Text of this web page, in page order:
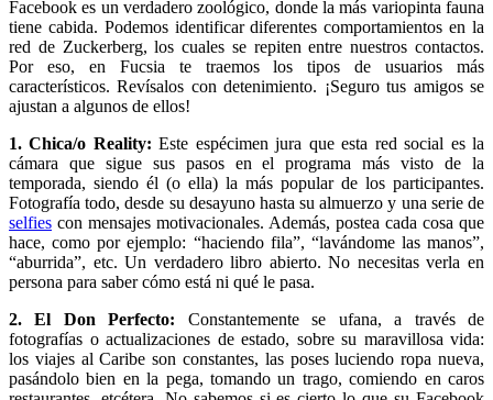
Facebook es un verdadero zoológico, donde la más variopinta fauna
tiene cabida. Podemos identificar diferentes comportamientos en la
red de Zuckerberg, los cuales se repiten entre nuestros contactos.
Por eso, en Fucsia te traemos los tipos de usuarios más
característicos. Revísalos con detenimiento. ¡Seguro tus amigos se
ajustan a algunos de ellos!
1. Chica/o Reality: Este espécimen jura que esta red social es la
cámara que sigue sus pasos en el programa más visto de la
temporada, siendo él (o ella) la más popular de los participantes.
Fotografía todo, desde su desayuno hasta su almuerzo y una serie de
selfies con mensajes motivacionales. Además, postea cada cosa que
hace, como por ejemplo: “haciendo fila”, “lavándome las manos”,
“aburrida”, etc. Un verdadero libro abierto. No necesitas verla en
persona para saber cómo está ni qué le pasa.
2. El Don Perfecto: Constantemente se ufana, a través de
fotografías o actualizaciones de estado, sobre su maravillosa vida:
los viajes al Caribe son constantes, las poses luciendo ropa nueva,
pasándolo bien en la pega, tomando un trago, comiendo en caros